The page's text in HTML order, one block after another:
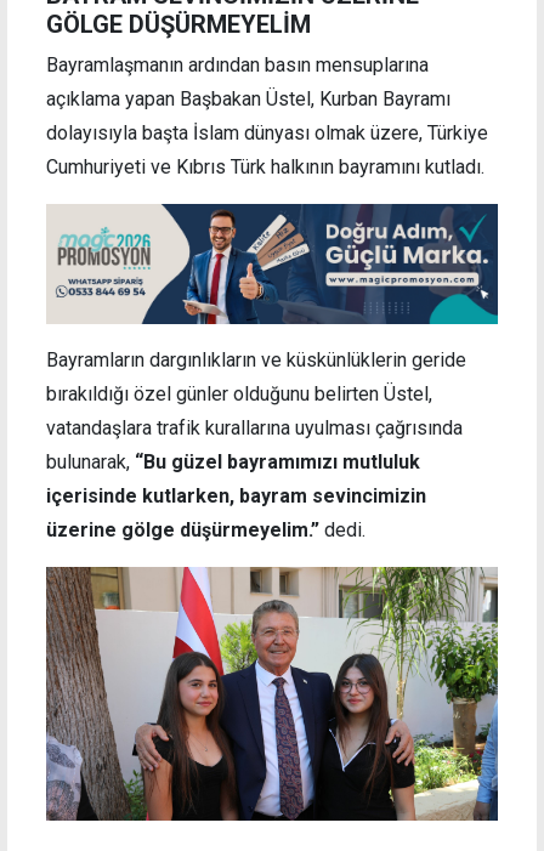
GÖLGE DÜŞÜRMEYELİM
Bayramlaşmanın ardından basın mensuplarına
açıklama yapan Başbakan Üstel, Kurban Bayramı
dolayısıyla başta İslam dünyası olmak üzere, Türkiye
Cumhuriyeti ve Kıbrıs Türk halkının bayramını kutladı.
Bayramların dargınlıkların ve küskünlüklerin geride
bırakıldığı özel günler olduğunu belirten Üstel,
vatandaşlara trafik kurallarına uyulması çağrısında
bulunarak, “Bu güzel bayramımızı mutluluk
içerisinde kutlarken, bayram sevincimizin
üzerine gölge düşürmeyelim.” dedi.